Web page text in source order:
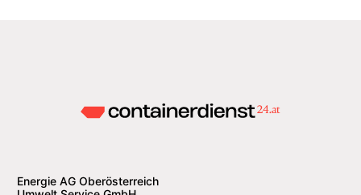
Energie AG Oberösterreich